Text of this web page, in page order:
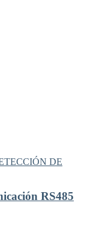
DE
RS485